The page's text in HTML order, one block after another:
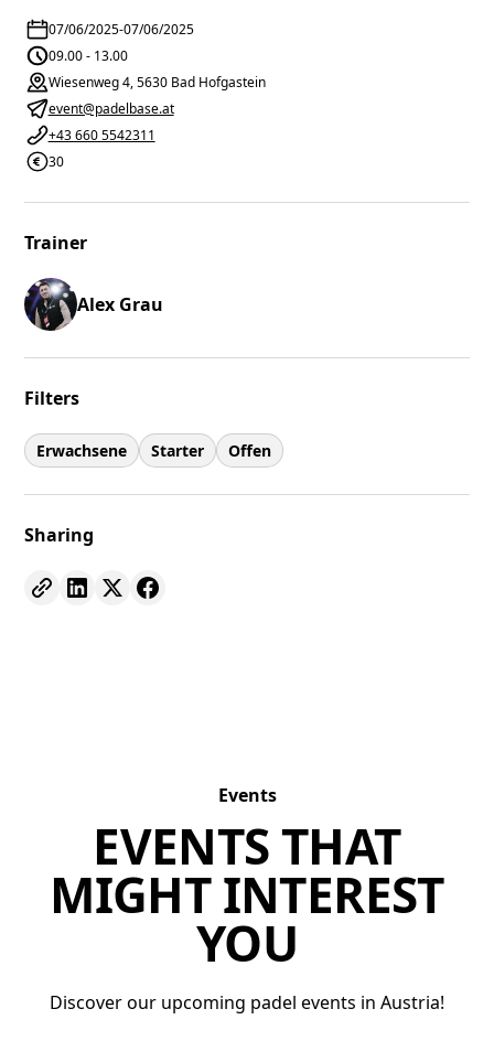
07/06/2025-07/06/2025
09.00 - 13.00
Wiesenweg 4, 5630 Bad Hofgastein
event@padelbase.at
+43 660 5542311
30
Trainer
Alex Grau
Filters
Erwachsene Starter Offen
Sharing
Events
EVENTS THAT
MIGHT INTEREST
YOU
Discover our upcoming padel events in Austria!